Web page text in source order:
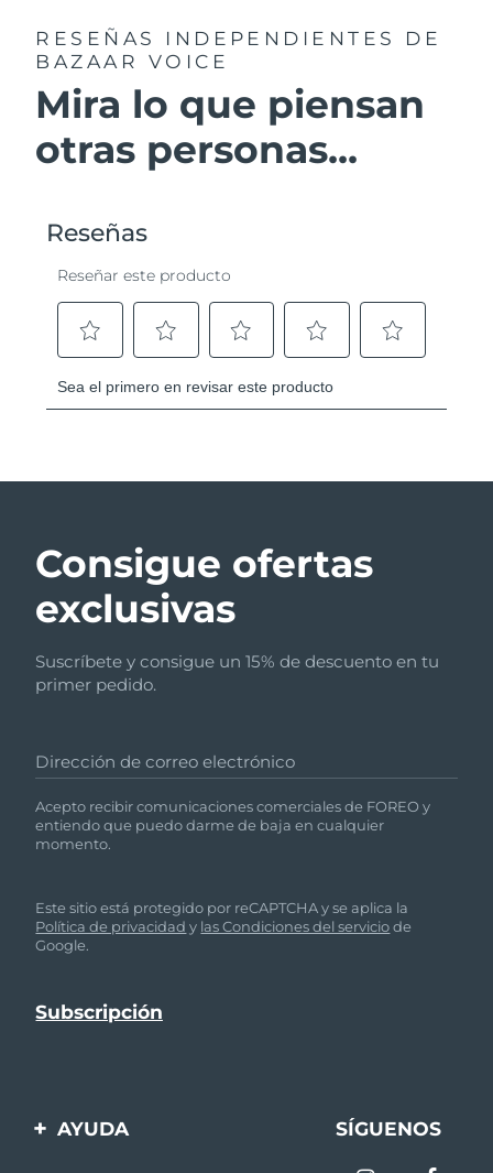
RESEÑAS INDEPENDIENTES
DE
BAZAAR VOICE
Mira lo que piensan
otras personas...
Consigue ofertas
exclusivas
Suscríbete y consigue un 15% de descuento en tu
primer pedido.
Dirección de correo electrónico
Acepto recibir comunicaciones comerciales de FOREO y
entiendo que puedo darme de baja en cualquier
momento.
Este sitio está protegido por reCAPTCHA y se aplica la
Política de privacidad y las Condiciones del serviciode
Google.
AYUDA SÍGUENOS